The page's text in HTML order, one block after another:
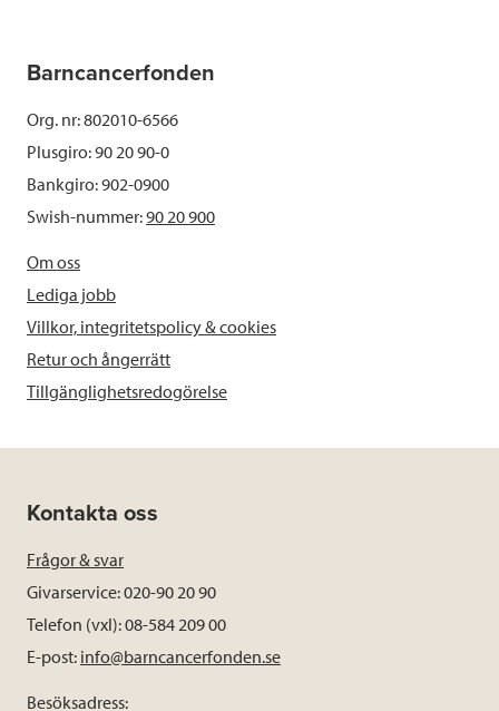
Barncancerfonden
Org. nr: 802010-6566
Plusgiro: 90 20 90-0
Bankgiro: 902-0900
Swish-nummer:90 20 900
Om oss
Lediga jobb
Villkor, integritetspolicy & cookies
Retur och ångerrätt
Tillgänglighetsredogörelse
Kontakta oss
Frågor & svar
Givarservice: 020-90 20 90
Telefon (vxl): 08-584 209 00
E-post: info@barncancerfonden.se
Besöksadress: